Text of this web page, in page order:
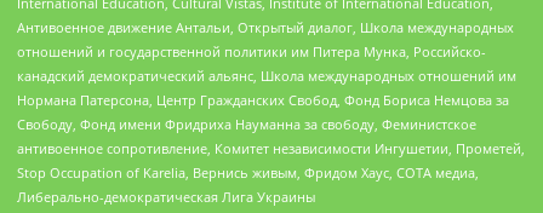
Антивоенное движение Антальи, Открытый диалог, Школа международных
отношений и государственной политики им Питера Мунка, Российско-
канадский демократический альянс, Школа международных отношений им
Нормана Патерсона, Центр Гражданских Свобод, Фонд Бориса Немцова за
Свободу, Фонд имени Фридриха Науманна за свободу, Феминистское
антивоенное сопротивление, Комитет независимости Ингушетии, Прометей,
Stop Occupation of Karelia, Вернись живым, Фридом Хаус, СОТА медиа,
Либерально-демократическая Лига Украины